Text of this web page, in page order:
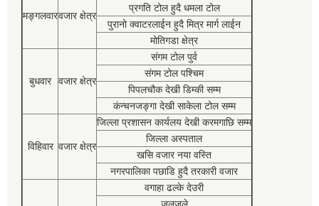
मङ्गलवारवजार क्षेत्र
प्रगति टोल हुदै धमला टोल
पुरानो क्वाटरलाईन हुदै मित्र मार्ग लाईन
मोतिगडा क्षेत्र
बुधवार वजार क्षेत्र
संगम टोल पुर्व
संगम टोल पश्चिम
पिपलचौक देखी डिम्की सम्म
कंन्चनजङ्गा देखी साकेला टोल सम्म
विहिवार वजार क्षेत्र
जिल्ला प्रशासन कार्यलय देखी करमगाछि सम्म
जिल्ला अस्पताल
खसि वजार नया वस्ति
नगरपालिका पछाडि हुदै तरकारी वजार
वगाहा ढल्के देउरी
जलजले